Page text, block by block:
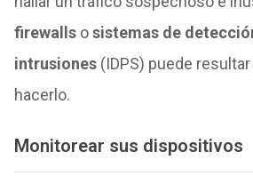
firewallsosistemas de
intrusiones(IDPS) puede
hacerlo.
Monitorear sus dispositivos